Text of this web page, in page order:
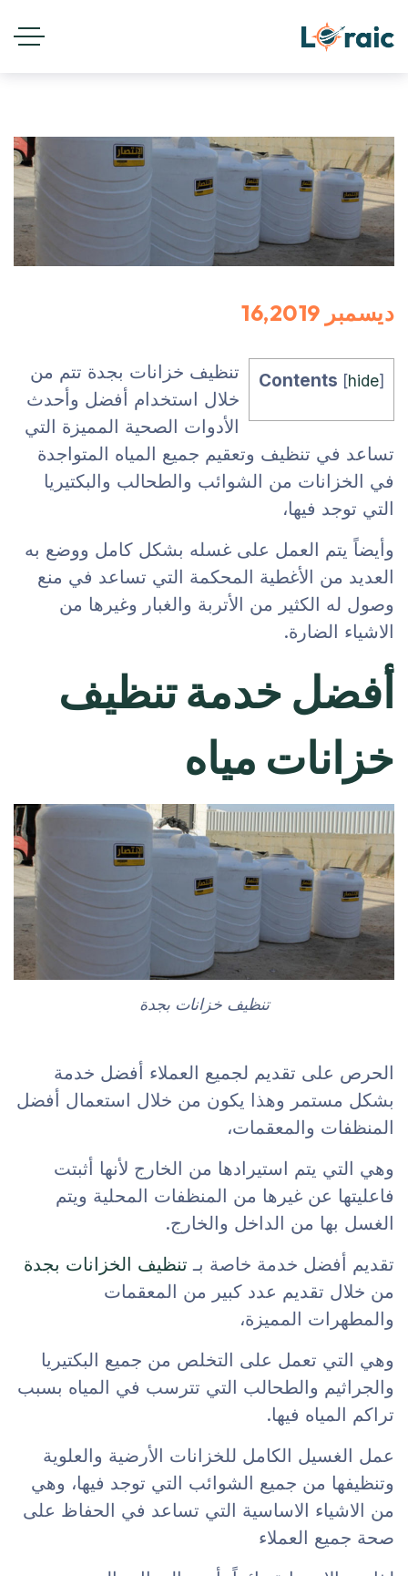
ديسمبر 16,2019
Contents [hide]
تنظيف خزانات بجدة تتم من
خلال استخدام أفضل وأحدث
الأدوات الصحية المميزة التي
تساعد في تنظيف وتعقيم جميع المياه المتواجدة
في الخزانات من الشوائب والطحالب والبكتيريا
التي توجد فيها،
وأيضاً يتم العمل على غسله بشكل كامل ووضع به
العديد من الأغطية المحكمة التي تساعد في منع
وصول له الكثير من الأتربة والغبار وغيرها من
الاشياء الضارة.
أفضل خدمة تنظيف
خزانات مياه
تنظيف خزانات بجدة
الحرص على تقديم لجميع العملاء أفضل خدمة
بشكل مستمر وهذا يكون من خلال استعمال أفضل
المنظفات والمعقمات،
وهي التي يتم استيرادها من الخارج لأنها أثبتت
فاعليتها عن غيرها من المنظفات المحلية ويتم
الغسل بها من الداخل والخارج.
تقديم أفضل خدمة خاصة بـ تنظيف الخزانات بجدة
من خلال تقديم عدد كبير من المعقمات
والمطهرات المميزة،
وهي التي تعمل على التخلص من جميع البكتيريا
والجراثيم والطحالب التي تترسب في المياه بسبب
تراكم المياه فيها.
عمل الغسيل الكامل للخزانات الأرضية والعلوية
وتنظيفها من جميع الشوائب التي توجد فيها، وهي
من الاشياء الاساسية التي تساعد في الحفاظ على
صحة جميع العملاء